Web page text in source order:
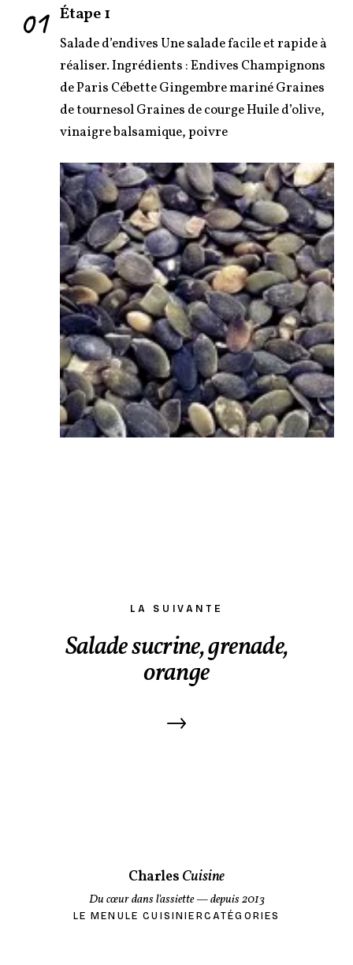
01 Étape 1
Salade d’endives Une salade facile et rapide à
réaliser. Ingrédients : Endives Champignons
de Paris Cébette Gingembre mariné Graines
de tournesol Graines de courge Huile d’olive,
vinaigre balsamique, poivre
LA SUIVANTE
Salade sucrine, grenade,
orange
→
Charles Cuisine
Du cœur dans l'assiette— depuis 2013
LE MENU LE CUISINIER CATÉGORIES